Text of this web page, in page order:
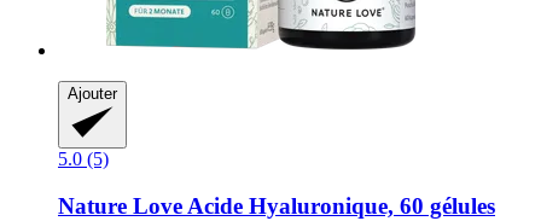
Ajouter
5.0 (5)
Nature Love Acide Hyaluronique, 60 gélules